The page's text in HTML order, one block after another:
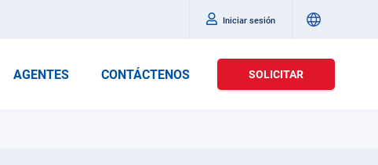
Iniciar sesión
AGENTES CONTÁCTENOS SOLICITAR